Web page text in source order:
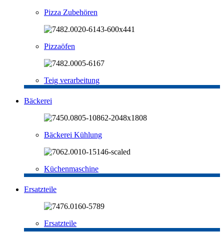
Pizza Zubehören
Pizzaöfen
Teig verarbeitung
Bäckerei
Bäckerei Kühlung
Küchenmaschine
Ersatzteile
Ersatzteile